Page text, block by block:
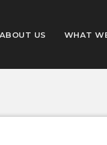
ABOUT US WHAT